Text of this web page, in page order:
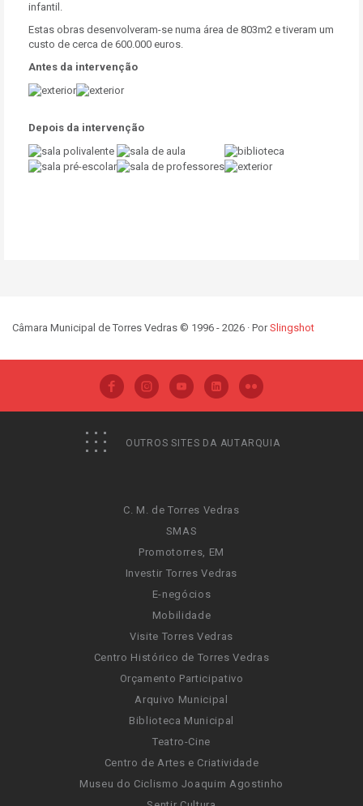
infantil.
Estas obras desenvolveram-se numa área de 803m2 e tiveram um
custo de cerca de 600.000 euros.
Antes da intervenção
Depois da intervenção
Câmara Municipal de Torres Vedras © 1996 - 2026 · PorSlingshot
OUTROS SITES DA AUTARQUIA
C. M. de Torres Vedras
SMAS
Promotorres, EM
Investir Torres Vedras
E-negócios
Mobilidade
Visite Torres Vedras
Centro Histórico de Torres Vedras
Orçamento Participativo
Arquivo Municipal
Biblioteca Municipal
Teatro-Cine
Centro de Artes e Criatividade
Museu do Ciclismo Joaquim Agostinho